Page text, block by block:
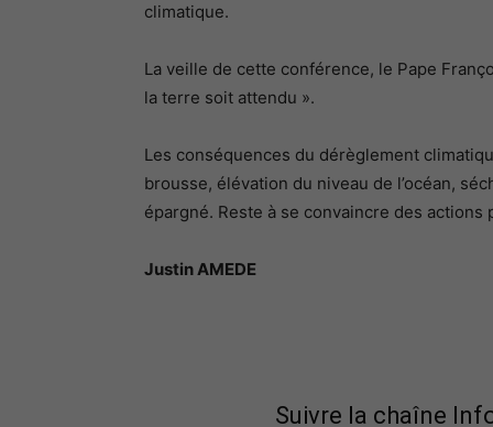
climatique.
La veille de cette conférence, le Pape
la terre soit attendu ».
Les conséquences du dérèglement
brousse, élévation du niveau de l’océan,
épargné. Reste à se convaincre des
Justin AMEDE
Suivre la chaîne